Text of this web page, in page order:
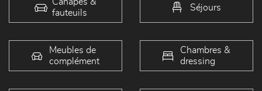
fauteuils
Séjours
Meubles de
complément
Chambres &
dressing